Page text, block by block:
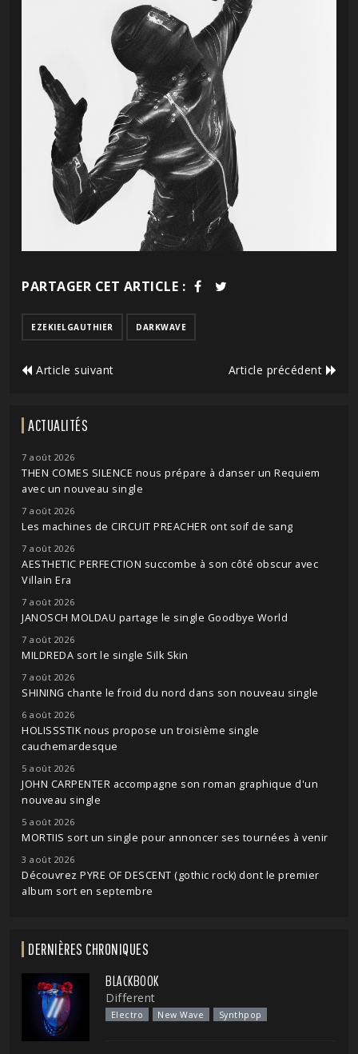
PARTAGER CET ARTICLE :
EZEKIELGAUTHIER DARKWAVE
Article suivant Article précédent
ACTUALITÉS
7 août 2026
THEN COMES SILENCE nous prépare à danser un Requiem
avec un nouveau single
7 août 2026
Les machines de CIRCUIT PREACHER ont soif de sang
7 août 2026
AESTHETIC PERFECTION succombe à son côté obscur avec
Villain Era
7 août 2026
JANOSCH MOLDAU partage le single Goodbye World
7 août 2026
MILDREDA sort le single Silk Skin
7 août 2026
SHINING chante le froid du nord dans son nouveau single
6 août 2026
HOLISSSTIK nous propose un troisième single
cauchemardesque
5 août 2026
JOHN CARPENTER accompagne son roman graphique d'un
nouveau single
5 août 2026
MORTIIS sort un single pour annoncer ses tournées à venir
3 août 2026
Découvrez PYRE OF DESCENT (gothic rock) dont le premier
album sort en septembre
DERNIÈRES CHRONIQUES
BLACKBOOK
Different
Electro New Wave Synthpop